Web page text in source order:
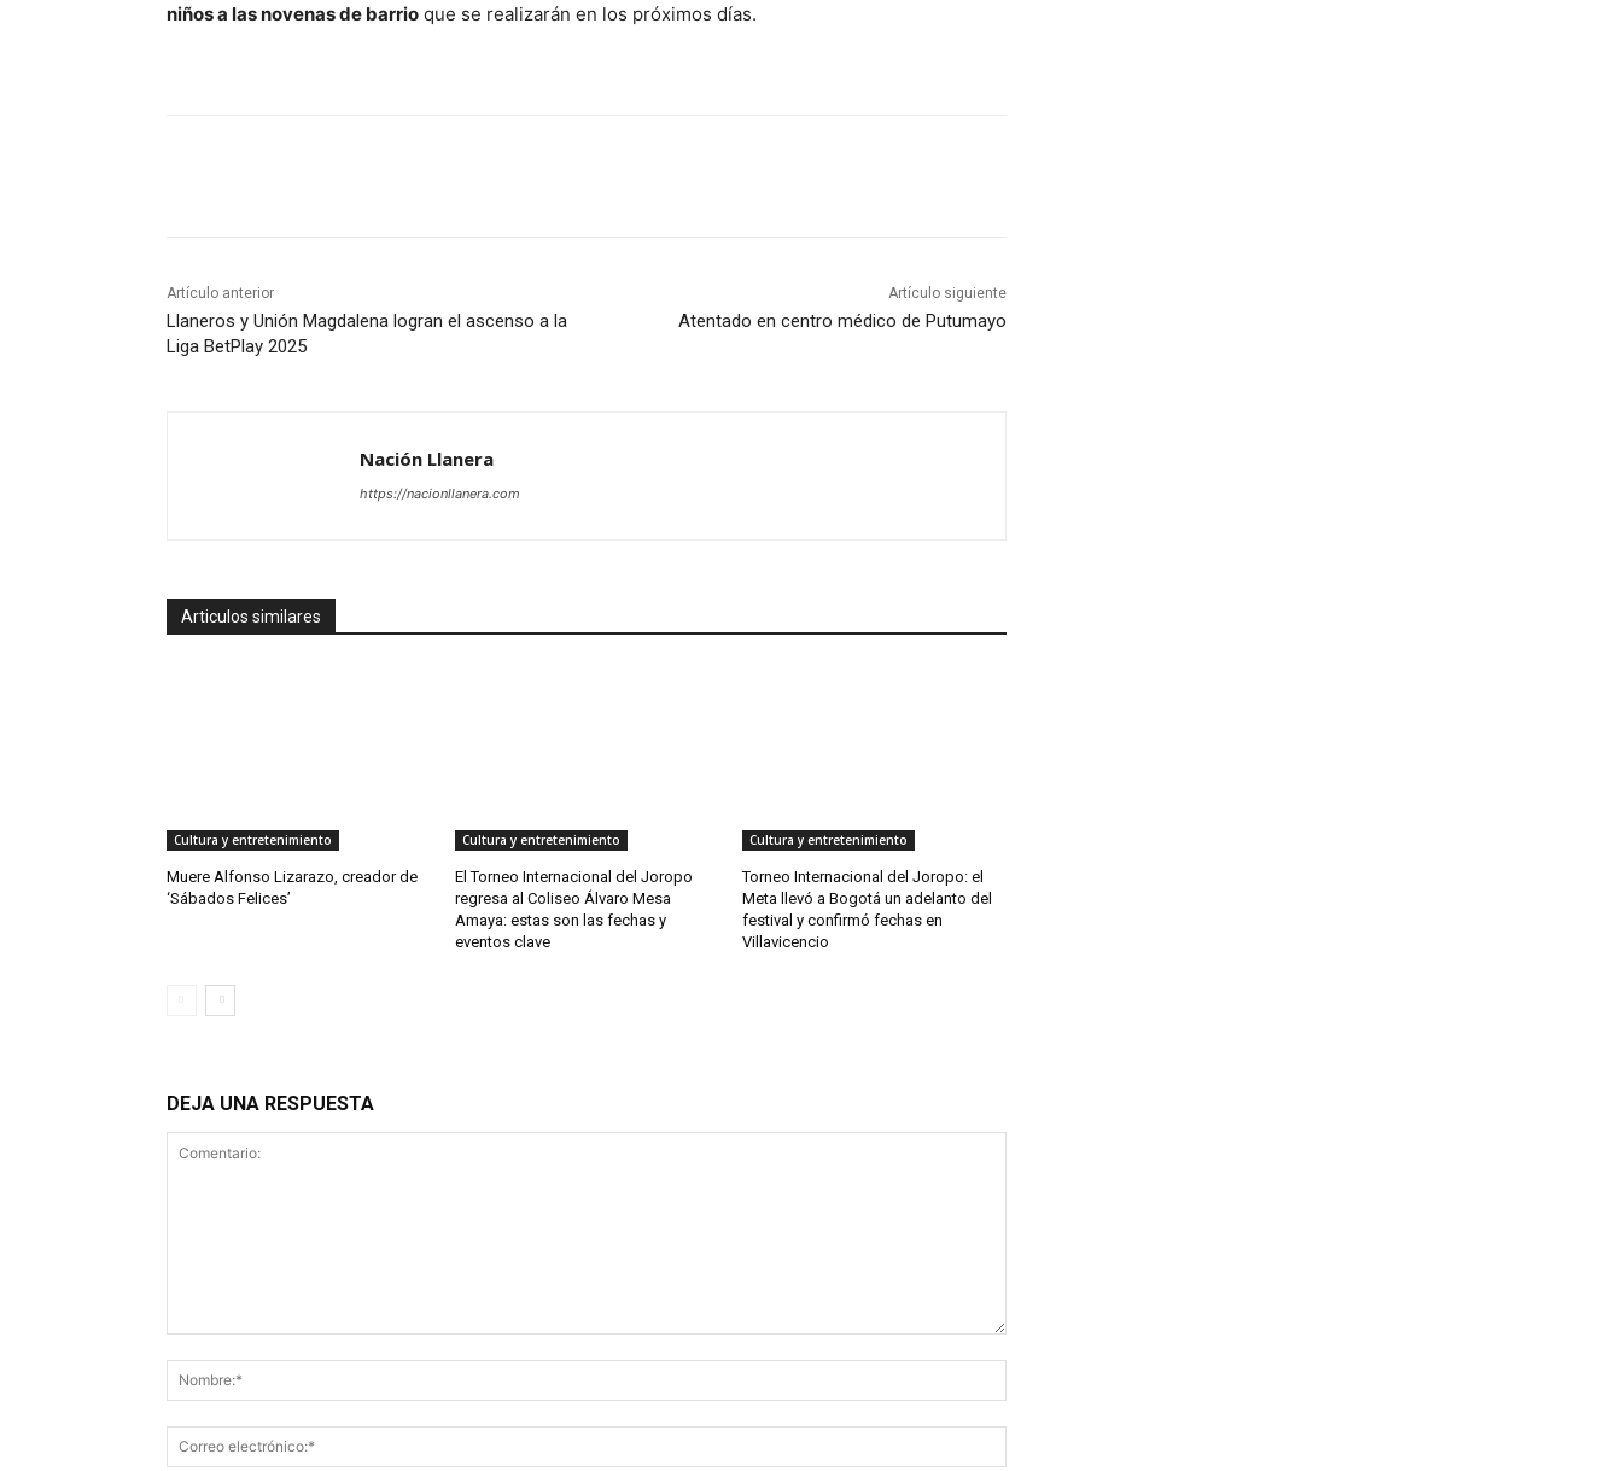
niños a las novenas de barrio que se realizarán en los próximos días.
Artículo anterior
Llaneros y Unión Magdalena logran el ascenso a la
Liga BetPlay 2025
Artículo siguiente
Atentado en centro médico de Putumayo
Nación Llanera
https://nacionllanera.com
Articulos similares
Cultura y entretenimiento
Muere Alfonso Lizarazo, creador de
‘Sábados Felices’
Cultura y entretenimiento
El Torneo Internacional del Joropo
regresa al Coliseo Álvaro Mesa
Amaya: estas son las fechas y
eventos clave
Cultura y entretenimiento
Torneo Internacional del Joropo: el
Meta llevó a Bogotá un adelanto del
festival y confirmó fechas en
Villavicencio
DEJA UNA RESPUESTA
electrónico:*